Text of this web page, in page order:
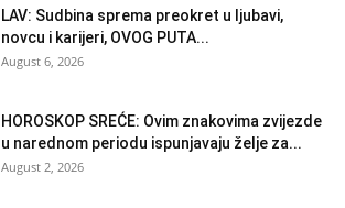
LAV: Sudbina sprema preokret u ljubavi,
novcu i karijeri, OVOG PUTA...
August 6, 2026
HOROSKOP SREĆE: Ovim znakovima zvijezde
u narednom periodu ispunjavaju želje za...
August 2, 2026